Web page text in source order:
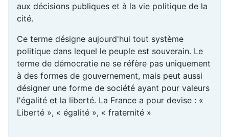
aux décisions publiques et à la vie politique de la
cité.
Ce terme désigne aujourd'hui tout système
politique dans lequel le peuple est souverain. Le
terme de démocratie ne se réfère pas uniquement
à des formes de gouvernement, mais peut aussi
désigner une forme de société ayant pour valeurs
l'égalité et la liberté. La France a pour devise : «
Liberté », « égalité », « fraternité »